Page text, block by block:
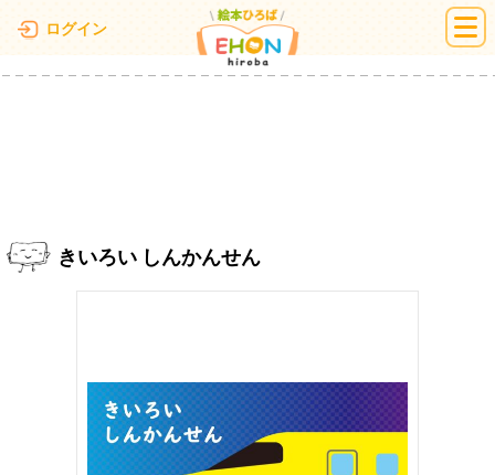
ログイン 絵本ひろば
きいろい しんかんせん